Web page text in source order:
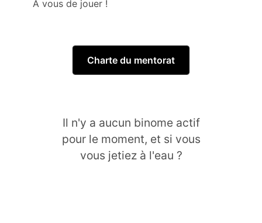
À vous de jouer !
Charte du mentorat
Il n'y a aucun binome actif
pour le moment, et si vous
vous jetiez à l'eau ?